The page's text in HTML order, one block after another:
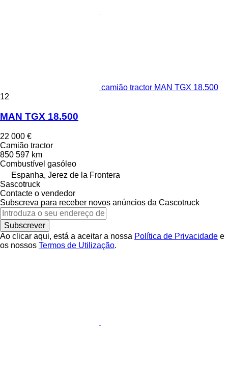
camião tractor MAN TGX 18.500
12
MAN TGX 18.500
22 000 €
Camião tractor
850 597 km
Combustível gasóleo
Espanha, Jerez de la Frontera
Sascotruck
Contacte o vendedor
Subscreva para receber novos anúncios da Сascotruck
Subscrever
Ao clicar aqui, está a aceitar a nossa Política de Privacidade e
os nossos Termos de Utilização.